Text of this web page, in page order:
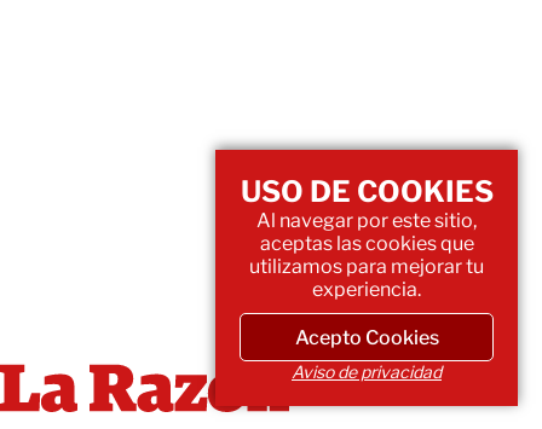
USO DE COOKIES
Al navegar por este sitio,
aceptas las cookies que
utilizamos para mejorar tu
experiencia.
Acepto Cookies
Aviso de privacidad